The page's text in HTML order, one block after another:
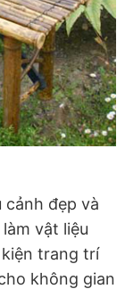
đẹp và
vật liệu
trang trí
không gian